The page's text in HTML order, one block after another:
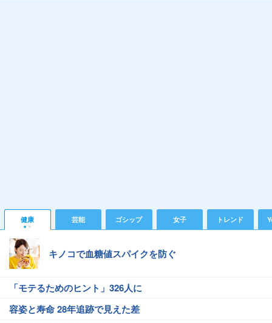
健康 芸能 ゴシップ 女子 トレンド
キノコで血糖値スパイクを防ぐ
「モテるためのヒント」326人に
容姿と寿命 28年追跡で見えた差